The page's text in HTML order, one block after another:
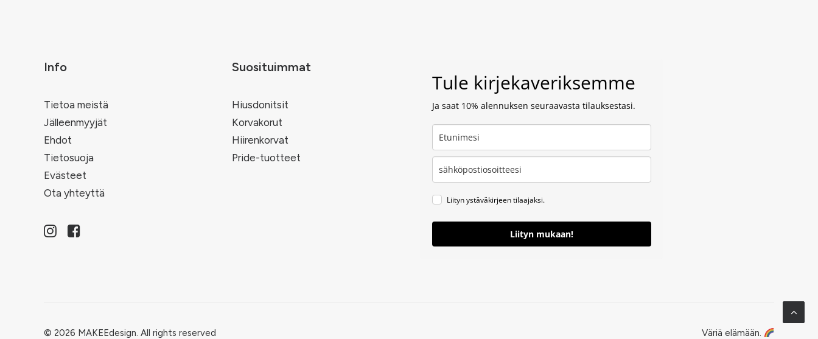
Info
Tietoa meistä
Jälleenmyyjät
Ehdot
Tietosuoja
Evästeet
Ota yhteyttä
Suosituimmat
Hiusdonitsit
Korvakorut
Hiirenkorvat
Pride-tuotteet
Tule kirjekaveriksemme
Ja saat 10% alennuksen seuraavasta tilauksestasi.
Liityn ystäväkirjeen tilaajaksi.
Liityn mukaan!
© 2026 MAKEEdesign. All rights reserved Väriä elämään.